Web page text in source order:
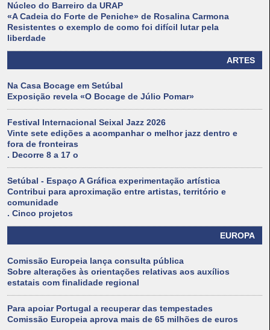
Núcleo do Barreiro da URAP
«A Cadeia do Forte de Peniche» de Rosalina Carmona
Resistentes o exemplo de como foi difícil lutar pela
liberdade
ARTES
Na Casa Bocage em Setúbal
Exposição revela «O Bocage de Júlio Pomar»
Festival Internacional Seixal Jazz 2026
Vinte sete edições a acompanhar o melhor jazz dentro e
fora de fronteiras
. Decorre 8 a 17 o
Setúbal - Espaço A Gráfica experimentação artística
Contribui para aproximação entre artistas, território e
comunidade
. Cinco projetos
EUROPA
Comissão Europeia lança consulta pública
Sobre alterações às orientações relativas aos auxílios
estatais com finalidade regional
Para apoiar Portugal a recuperar das tempestades
Comissão Europeia aprova mais de 65 milhões de euros